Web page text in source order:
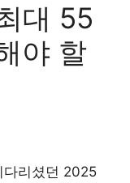
대 55
야 할
다리셨던 2025